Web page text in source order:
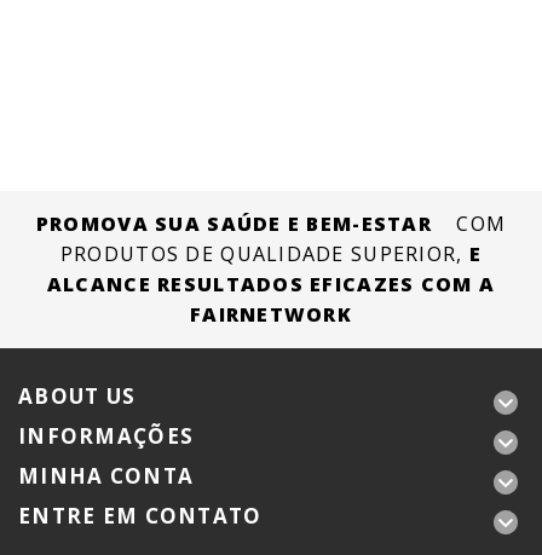
PROMOVA SUA SAÚDE E BEM-ESTAR
COM
PRODUTOS DE QUALIDADE SUPERIOR, E
ALCANCE RESULTADOS EFICAZES COM A
FAIRNETWORK
ABOUT US
INFORMAÇÕES
MINHA CONTA
ENTRE EM CONTATO